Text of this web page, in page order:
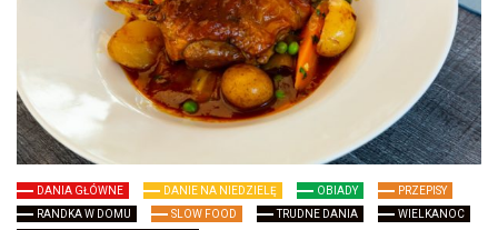
DANIA GŁÓWNE DANIE NA NIEDZIELĘ OBIADY
PRZEPISY
RANDKA W DOMU
SLOW FOOD TRUDNE DANIA
WIELKANOC